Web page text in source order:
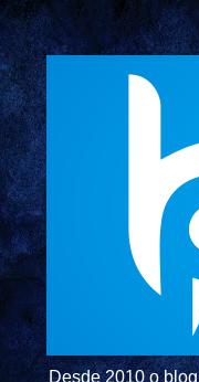
Desde 2010 o